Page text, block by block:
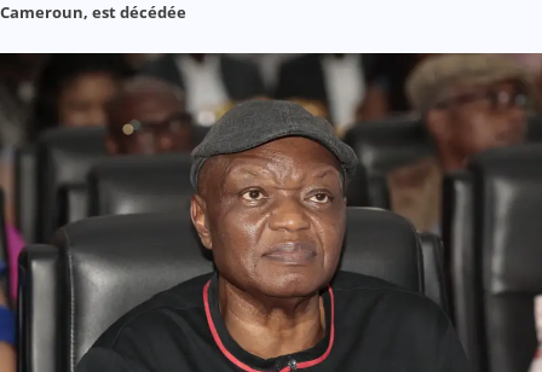
Cameroun, est décédée